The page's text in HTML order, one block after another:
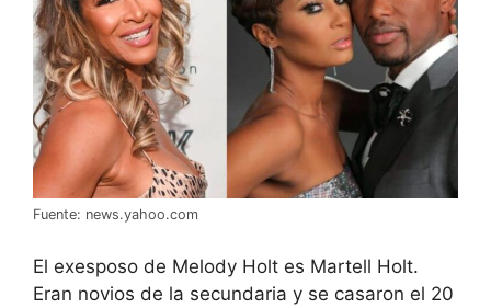
Fuente: news.yahoo.com
El exesposo de Melody Holt es Martell Holt.
Eran novios de la secundaria y se casaron el 20